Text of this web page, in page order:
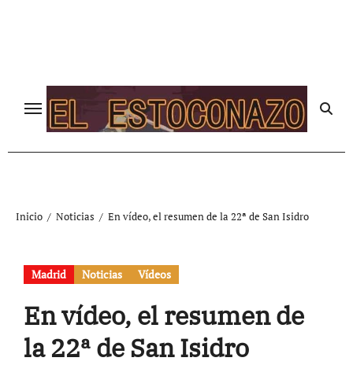
Inicio Noticias En vídeo, el resumen de la 22ª de San Isidro
Madrid Noticias Vídeos
En vídeo, el resumen de
la 22ª de San Isidro